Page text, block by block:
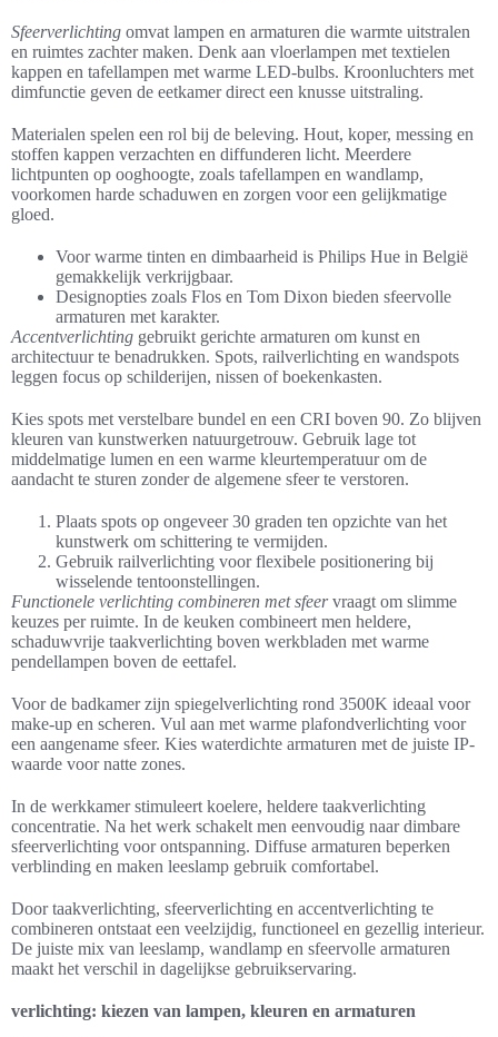
Sfeerverlichting omvat lampen en armaturen die warmte uitstralen
en ruimtes zachter maken. Denk aan vloerlampen met textielen
kappen en tafellampen met warme LED-bulbs. Kroonluchters met
dimfunctie geven de eetkamer direct een knusse uitstraling.
Materialen spelen een rol bij de beleving. Hout, koper, messing en
stoffen kappen verzachten en diffunderen licht. Meerdere
lichtpunten op ooghoogte, zoals tafellampen en wandlamp,
voorkomen harde schaduwen en zorgen voor een gelijkmatige
gloed.
Voor warme tinten en dimbaarheid is Philips Hue in België
gemakkelijk verkrijgbaar.
Designopties zoals Flos en Tom Dixon bieden sfeervolle
armaturen met karakter.
Accentverlichting gebruikt gerichte armaturen om kunst en
architectuur te benadrukken. Spots, railverlichting en wandspots
leggen focus op schilderijen, nissen of boekenkasten.
Kies spots met verstelbare bundel en een CRI boven 90. Zo blijven
kleuren van kunstwerken natuurgetrouw. Gebruik lage tot
middelmatige lumen en een warme kleurtemperatuur om de
aandacht te sturen zonder de algemene sfeer te verstoren.
Plaats spots op ongeveer 30 graden ten opzichte van het
kunstwerk om schittering te vermijden.
Gebruik railverlichting voor flexibele positionering bij
wisselende tentoonstellingen.
Functionele verlichting combineren met sfeervraagt om slimme
keuzes per ruimte. In de keuken combineert men heldere,
schaduwvrije taakverlichting boven werkbladen met warme
pendellampen boven de eettafel.
Voor de badkamer zijn spiegelverlichting rond 3500K ideaal voor
make-up en scheren. Vul aan met warme plafondverlichting voor
een aangename sfeer. Kies waterdichte armaturen met de juiste IP-
waarde voor natte zones.
In de werkkamer stimuleert koelere, heldere taakverlichting
concentratie. Na het werk schakelt men eenvoudig naar dimbare
sfeerverlichting voor ontspanning. Diffuse armaturen beperken
verblinding en maken leeslamp gebruik comfortabel.
Door taakverlichting, sfeerverlichting en accentverlichting te
combineren ontstaat een veelzijdig, functioneel en gezellig interieur.
De juiste mix van leeslamp, wandlamp en sfeervolle armaturen
maakt het verschil in dagelijkse gebruikservaring.
verlichting: kiezen van lampen, kleuren en armaturen